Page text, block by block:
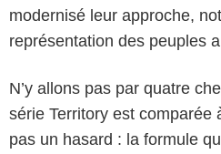
modernisé leur approche,
représentation des peuples
N’y allons pas par quatre
série Territory est comparée
pas un hasard : la formule